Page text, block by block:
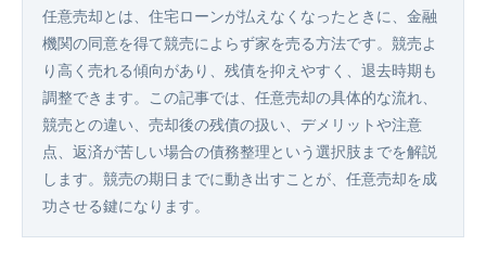
任意売却とは、住宅ローンが払えなくなったときに、金融
機関の同意を得て競売によらず家を売る方法です。競売よ
り高く売れる傾向があり、残債を抑えやすく、退去時期も
調整できます。この記事では、任意売却の具体的な流れ、
競売との違い、売却後の残債の扱い、デメリットや注意
点、返済が苦しい場合の債務整理という選択肢までを解説
します。競売の期日までに動き出すことが、任意売却を成
功させる鍵になります。